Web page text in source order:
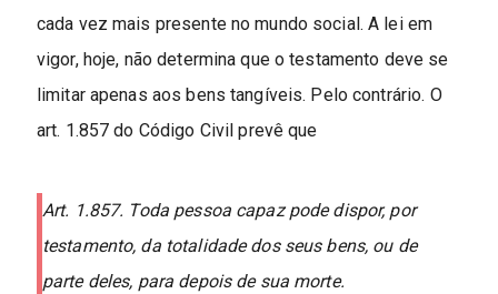
cada vez mais presente no mundo social. A lei em
vigor, hoje, não determina que o testamento deve se
limitar apenas aos bens tangíveis. Pelo contrário. O
art. 1.857 do Código Civil prevê que
Art. 1.857. Toda pessoa capaz pode dispor, por
testamento, da totalidade dos seus bens, ou de
parte deles, para depois de sua morte.